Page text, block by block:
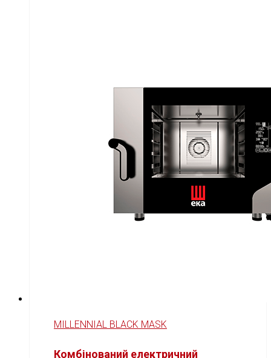
MILLENNIAL BLACK MASK
Комбінований електричний